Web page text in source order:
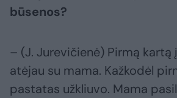
būsenos?
– (J. Jurevičienė) Pirmą
atėjau su mama. Kažkodėl
pastatas užkliuvo. Mama